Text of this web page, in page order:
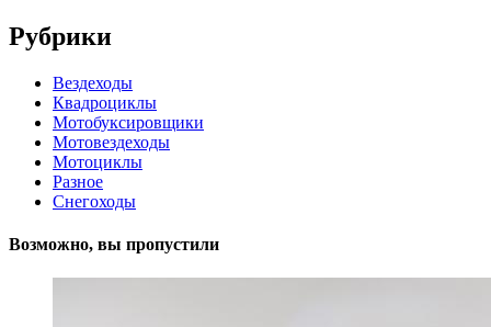
Рубрики
Вездеходы
Квадроциклы
Мотобуксировщики
Мотовездеходы
Мотоциклы
Разное
Снегоходы
Возможно, вы пропустили